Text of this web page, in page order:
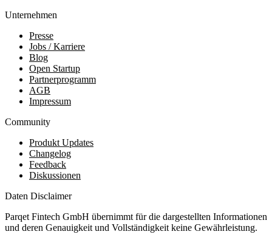
Unternehmen
Presse
Jobs / Karriere
Blog
Open Startup
Partnerprogramm
AGB
Impressum
Community
Produkt Updates
Changelog
Feedback
Diskussionen
Daten Disclaimer
Parqet Fintech GmbH übernimmt für die dargestellten Informationen
und deren Genauigkeit und Vollständigkeit keine Gewährleistung.